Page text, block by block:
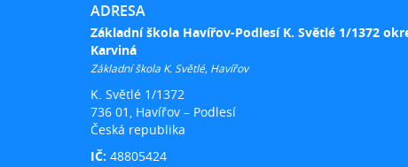
ADRESA
Základní škola Havířov-Podlesí K. Světlé 1/1372
Karviná
Základní škola K. Světlé, Havířov
K. Světlé 1/1372
736 01, Havířov – Podlesí
Česká republika
IČ: 48805424